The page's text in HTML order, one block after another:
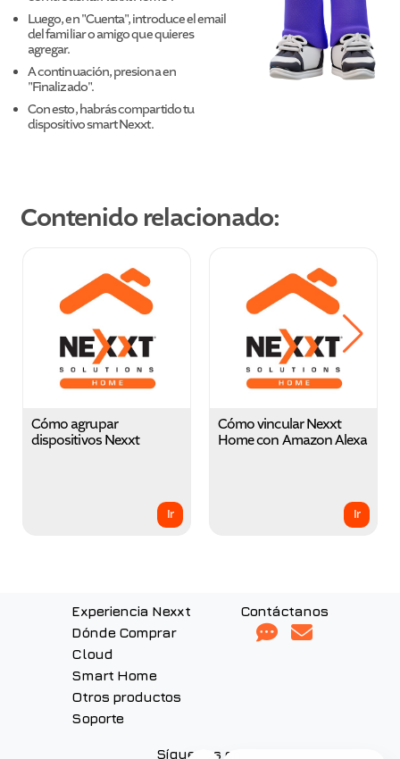
Luego, en "Cuenta", introduce el email
del familiar o amigo que quieres
agregar.
A continuación, presiona en
"Finalizado".
Con esto, habrás compartido tu
dispositivo smart Nexxt.
Contenido relacionado:
Cómo agrupar
dispositivos Nexxt
Ir
Cómo vincular Nexxt
Home con Amazon Alexa
Ir
Experiencia Nexxt
Dónde Comprar
Cloud
Smart Home
Otros productos
Soporte
Contáctanos
Síguenos en: